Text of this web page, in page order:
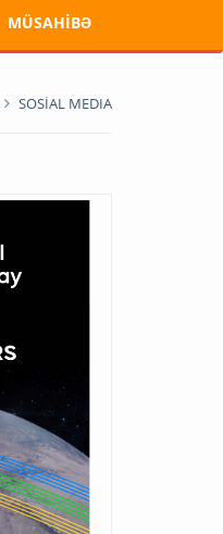
MÜSAHİBƏ
SOSİAL MEDIA